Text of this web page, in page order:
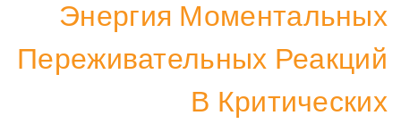
Энергия
Переживательных
В